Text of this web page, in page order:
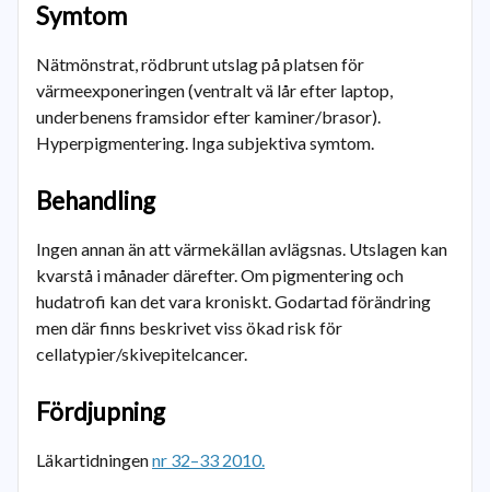
Symtom
Nätmönstrat, rödbrunt utslag på platsen för
värmeexponeringen (ventralt vä lår efter laptop,
underbenens framsidor efter kaminer/brasor).
Hyperpigmentering. Inga subjektiva symtom.
Behandling
Ingen annan än att värmekällan avlägsnas. Utslagen kan
kvarstå i månader därefter. Om pigmentering och
hudatrofi kan det vara kroniskt. Godartad förändring
men där finns beskrivet viss ökad risk för
cellatypier/skivepitelcancer.
Fördjupning
Läkartidningennr 32–33 2010.